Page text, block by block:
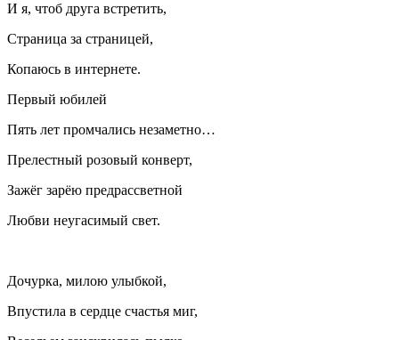
И я, чтоб друга встретить,
Страница за страницей,
Копаюсь в интернете.
Первый юбилей
Пять лет промчались незаметно…
Прелестный розовый конверт,
Зажёг зарёю предрассветной
Любви неугасимый свет.
Дочурка, милою улыбкой,
Впустила в сердце счастья миг,